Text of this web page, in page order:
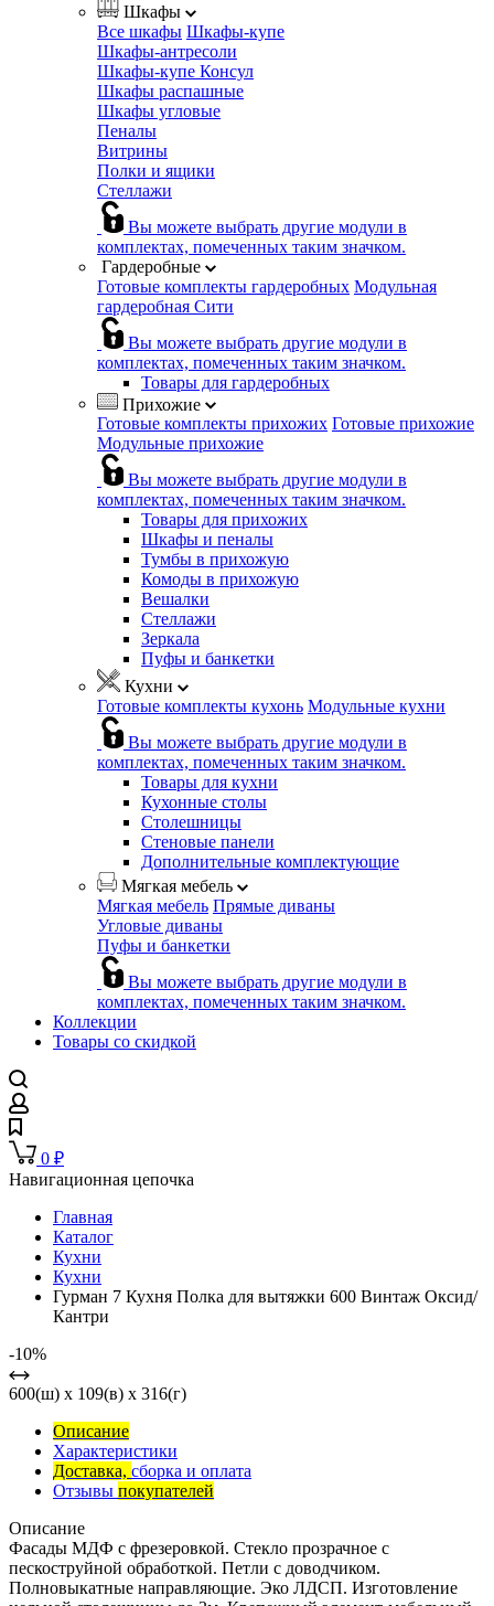
Шкафы
Все шкафы Шкафы-купе
Шкафы-антресоли
Шкафы-купе Консул
Шкафы распашные
Шкафы угловые
Пеналы
Витрины
Полки и ящики
Стеллажи
Вы можете выбрать другие модули в
комплектах, помеченных таким значком.
Гардеробные
Готовые комплекты гардеробных Модульная
гардеробная Сити
Вы можете выбрать другие модули в
комплектах, помеченных таким значком.
Товары для гардеробных
Прихожие
Готовые комплекты прихожих Готовые прихожие
Модульные прихожие
Вы можете выбрать другие модули в
комплектах, помеченных таким значком.
Товары для прихожих
Шкафы и пеналы
Тумбы в прихожую
Комоды в прихожую
Вешалки
Стеллажи
Зеркала
Пуфы и банкетки
Кухни
Готовые комплекты кухонь Модульные кухни
Вы можете выбрать другие модули в
комплектах, помеченных таким значком.
Товары для кухни
Кухонные столы
Столешницы
Стеновые панели
Дополнительные комплектующие
Мягкая мебель
Мягкая мебель Прямые диваны
Угловые диваны
Пуфы и банкетки
Вы можете выбрать другие модули в
комплектах, помеченных таким значком.
Коллекции
Товары со скидкой
0 ₽
Навигационная цепочка
Главная
Каталог
Кухни
Кухни
Гурман 7 Кухня Полка для вытяжки 600 Винтаж Оксид/
Кантри
-10%
600(ш) x 109(в) x 316(г)
Описание
Характеристики
Доставка, сборка и оплата
Отзывы покупателей
Описание
Фасады МДФ с фрезеровкой. Стекло прозрачное с
пескоструйной обработкой. Петли с доводчиком.
Полновыкатные направляющие. Эко ЛДСП. Изготовление